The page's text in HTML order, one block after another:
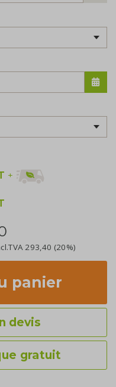
+
293,40 (20%)
panier
devis
gratuit